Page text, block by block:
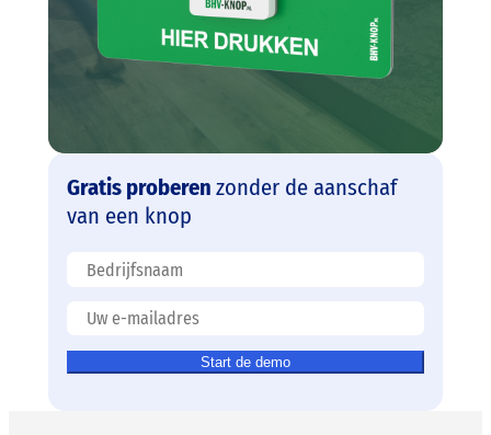
Gratis proberen zonder de aanschaf
van een knop
Start de demo